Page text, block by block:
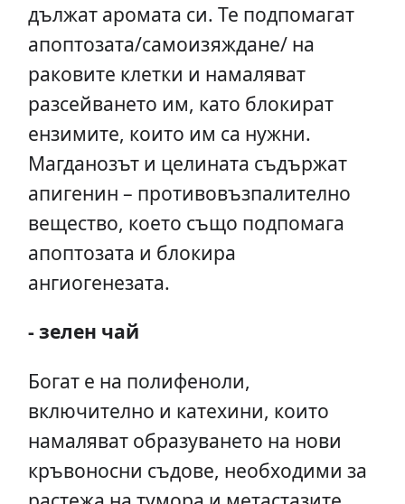
дължат аромата си. Те подпомагат
апоптозата/самоизяждане/ на
раковите клетки и намаляват
разсейването им, като блокират
ензимите, които им са нужни.
Магданозът и целината съдържат
апигенин – противовъзпалително
вещество, което също подпомага
апоптозата и блокира
ангиогенезата.
- зелен чай
Богат е на полифеноли,
включително и катехини, които
намаляват образуването на нови
кръвоносни съдове, необходими за